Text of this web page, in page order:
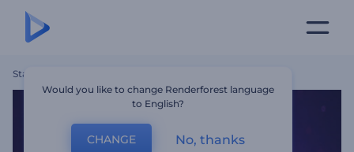
Startseite
Would you like to change Renderforest language
to English?
CHANGE No, thanks